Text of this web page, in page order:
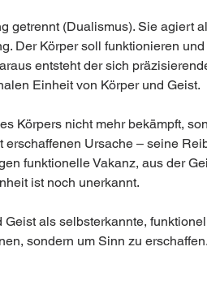
getrennt (Dualismus). Sie agiert
Der Körper soll funktionieren
entsteht der sich
Einheit von Körper und Geist.
Körpers nicht mehr bekämpft,
erschaffenen Ursache – seine
funktionelle Vakanz, aus der
ist noch unerkannt.
als selbsterkannte,
sondern um Sinn zu erschaffen.